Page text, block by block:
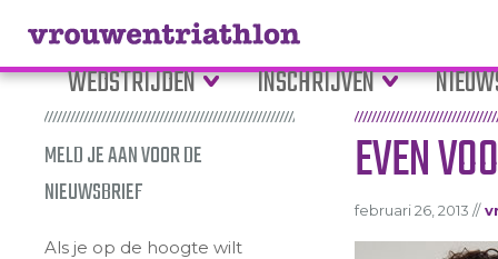
WEDSTRIJDEN INSCHRIJVEN
MELD JE AAN VOOR DE
NIEUWSBRIEF
Als je op de hoogte wilt
EVEN
februari 26, 2013 //